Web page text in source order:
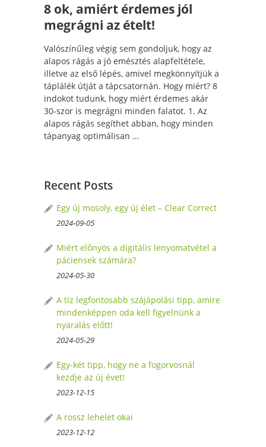
8 ok, amiért érdemes jól
megrágni az ételt!
Valószínűleg végig sem gondoljuk, hogy az
alapos rágás a jó emésztés alapfeltétele,
illetve az első lépés, amivel megkönnyítjük a
táplálék útját a tápcsatornán. Hogy miért? 8
indokot tudunk, hogy miért érdemes akár
30-szor is megrágni minden falatot. 1. Az
alapos rágás segíthet abban, hogy minden
tápanyag optimálisan …
Recent Posts
Egy új mosoly, egy új élet – Clear Correct
2024-09-05
Miért előnyös a digitális lenyomatvétel a
páciensek számára?
2024-05-30
A tíz legfontosabb szájápolási tipp, amire
mindenképpen oda kell figyelnünk a
nyaralás előtt!
2024-05-29
Egy-két tipp, hogy ne a fogorvosnál
kezdje az új évet!
2023-12-15
A rossz lehelet okai
2023-12-12